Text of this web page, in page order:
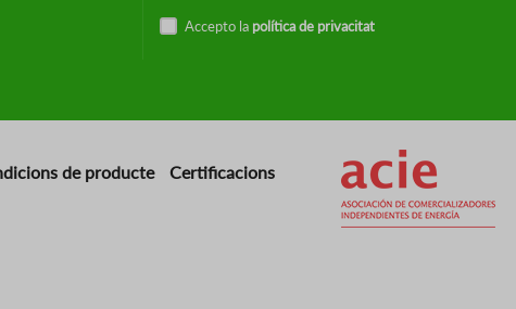
Accepto la política de privacitat
de producte Certificacions